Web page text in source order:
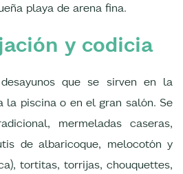
playa de arena fina.
y codicia
que se sirven en la
la piscina o en el gran salón. Se
mermeladas caseras,
de albaricoque, melocotón y
tortitas, torrijas, chouquettes,